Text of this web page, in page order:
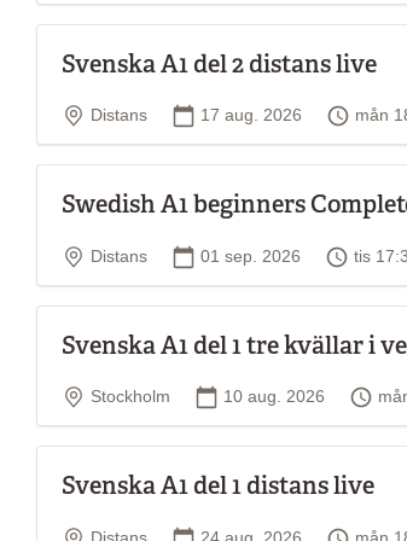
för vad man ska kunna på till exempel
strax över, i det här fallet A2-nivån.
A1-nivån sannolikt rätt nivå för dig.
är framtagna med hjälp av
Svenska A1 del 2 distans live
Plats
Distans Startdatum
17 aug. 2026 Tid
mån
Swedish A1 beginners
Plats
Distans Startdatum
01 sep. 2026 Tid
tis
Svenska A1 del 1 tre kvällar i
Plats
Stockholm Startdatum
10 aug. 2026 Tid
Svenska A1 del 1 distans live
Plats
Distans Startdatum
24 aug. 2026 Tid
mån